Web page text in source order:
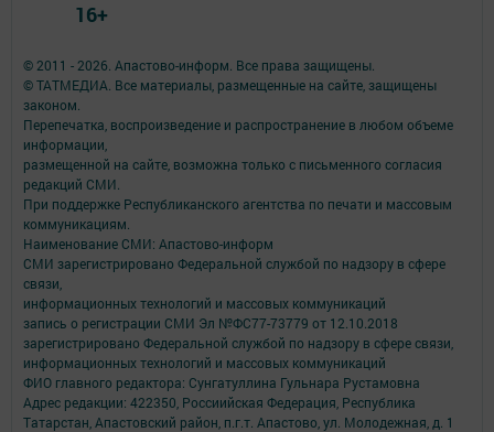
© 2011 - 2026. Апастово-информ. Все права защищены.
© ТАТМЕДИА. Все материалы, размещенные на сайте, защищены
законом.
Перепечатка, воспроизведение и распространение в любом объеме
информации,
размещенной на сайте, возможна только с письменного согласия
редакций СМИ.
При поддержке Республиканского агентства по печати и массовым
коммуникациям.
Наименование СМИ: Апастово-информ
СМИ зарегистрировано Федеральной службой по надзору в сфере
связи,
информационных технологий и массовых коммуникаций
запись о регистрации СМИ Эл №ФС77-73779 от 12.10.2018
зарегистрировано Федеральной службой по надзору в сфере связи,
информационных технологий и массовых коммуникаций
ФИО главного редактора: Сунгатуллина Гульнара Рустамовна
Адрес редакции: 422350, Россиийская Федерация, Республика
Татарстан, Апастовский район, п.г.т. Апастово, ул. Молодежная, д. 1
16+